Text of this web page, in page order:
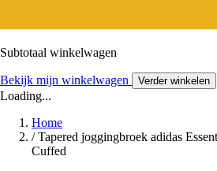
Subtotaal winkelwagen
Bekijk mijn winkelwagen Verder winkelen
Loading...
Home
/ Tapered joggingbroek adidas
Cuffed